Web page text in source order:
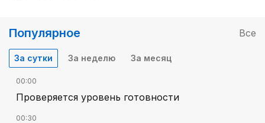
Популярное Все
За сутки За неделю За месяц
00:00
Проверяется уровень готовности
00:30